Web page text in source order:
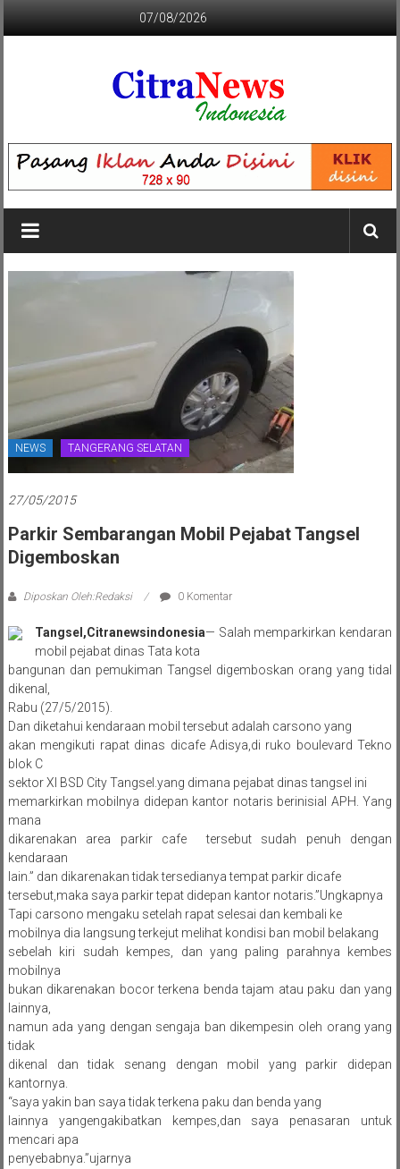
07/08/2026
CITRANEWS
INDONESIA
BERANI
DAN
KRISTIS
NEWS TANGERANG SELATAN
27/05/2015
Parkir Sembarangan Mobil Pejabat Tangsel
Digemboskan
Diposkan Oleh:Redaksi 0 Komentar
Tangsel,Citranewsindonesia— Salah memparkirkan kendaran
mobil pejabat dinas Tata kota
bangunan dan pemukiman Tangsel digemboskan orang yang tidal
dikenal,
Rabu (27/5/2015).
Dan diketahui kendaraan mobil tersebut adalah carsono yang
akan mengikuti rapat dinas dicafe Adisya,di ruko boulevard Tekno
blok C
sektor XI BSD City Tangsel.yang dimana pejabat dinas tangsel ini
memarkirkan mobilnya didepan kantor notaris berinisial APH. Yang
mana
dikarenakan area parkir cafe tersebut sudah penuh dengan
kendaraan
lain.” dan dikarenakan tidak tersedianya tempat parkir dicafe
tersebut,maka saya parkir tepat didepan kantor notaris.”Ungkapnya
Tapi carsono mengaku setelah rapat selesai dan kembali ke
mobilnya dia langsung terkejut melihat kondisi ban mobil belakang
sebelah kiri sudah kempes, dan yang paling parahnya kembes
mobilnya
bukan dikarenakan bocor terkena benda tajam atau paku dan yang
lainnya,
namun ada yang dengan sengaja ban dikempesin oleh orang yang
tidak
dikenal dan tidak senang dengan mobil yang parkir didepan
kantornya.
“saya yakin ban saya tidak terkena paku dan benda yang
lainnya yangengakibatkan kempes,dan saya penasaran untuk
mencari apa
penyebabnya.”ujarnya